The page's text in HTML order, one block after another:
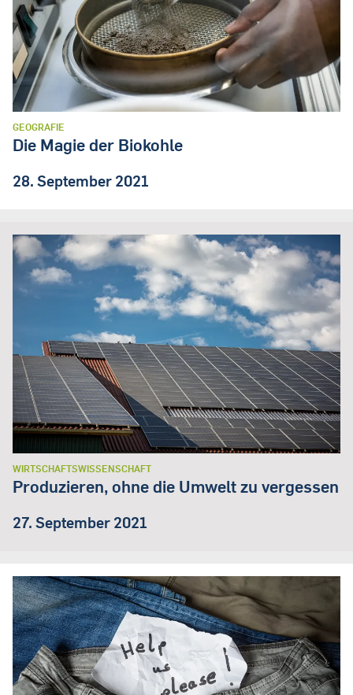
GEOGRAFIE
Die Magie der Biokohle
28. September 2021
WIRTSCHAFTSWISSENSCHAFT
Produzieren, ohne die Umwelt zu vergessen
27. September 2021